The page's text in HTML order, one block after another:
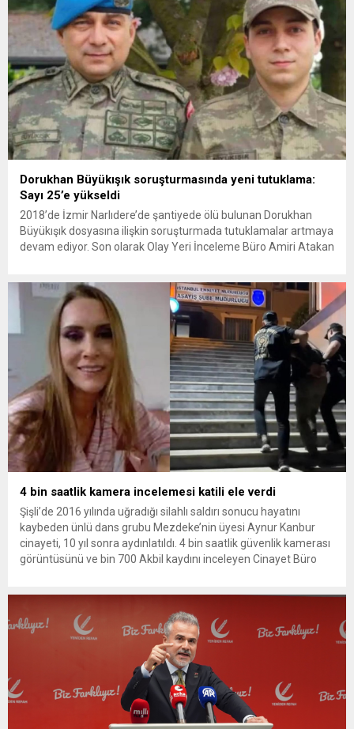
Dorukhan Büyükışık soruşturmasında yeni tutuklama:
Sayı 25’e yükseldi
2018’de İzmir Narlıdere’de şantiyede ölü bulunan Dorukhan
Büyükışık dosyasına ilişkin soruşturmada tutuklamalar artmaya
devam ediyor. Son olarak Olay Yeri İnceleme Büro Amiri Atakan
bulunan Dorukhan Büyükışık’a ilişkin yeniden açılan
soruşturmada tutuklamalar genişliyor. Son olarak dönemin...
4 bin saatlik kamera incelemesi katili ele verdi
Şişli’de 2016 yılında uğradığı silahlı saldırı sonucu hayatını
kaybeden ünlü dans grubu Mezdeke’nin üyesi Aynur Kanbur
cinayeti, 10 yıl sonra aydınlatıldı. 4 bin saatlik güvenlik kamerası
görüntüsünü ve bin 700 Akbil kaydını inceleyen Cinayet Büro